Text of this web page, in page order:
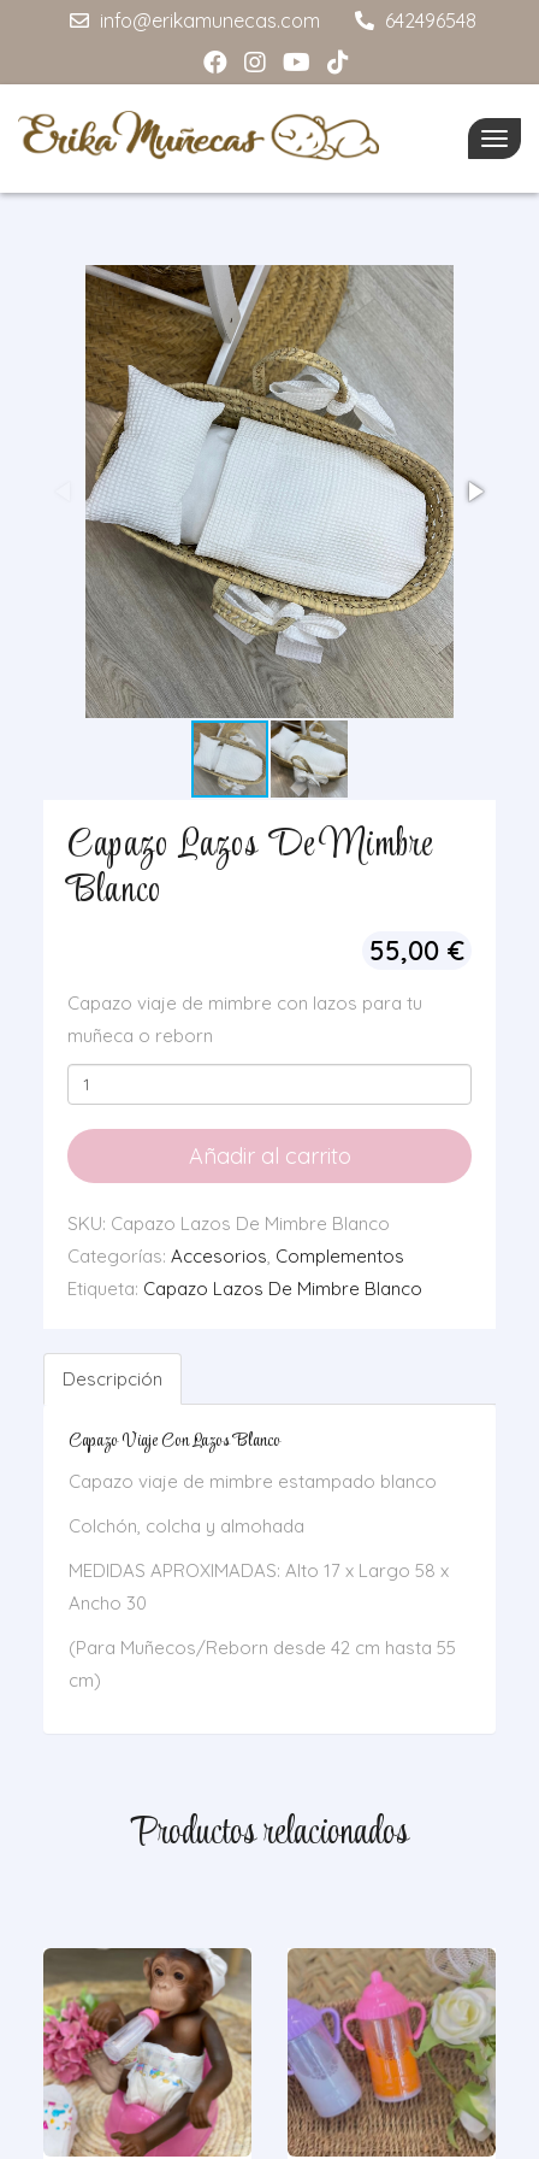
info@erikamunecas.com 642496548
Capazo Lazos De Mimbre
Blanco
55,00 €
Capazo viaje de mimbre con lazos para tu
muñeca o reborn
Capazo
Lazos
De
Mimbre
cantidad
Añadir al carrito
SKU: Capazo Lazos De Mimbre Blanco
Categorías: Accesorios, Complementos
Etiqueta: Capazo Lazos De Mimbre Blanco
Descripción
Capazo Viaje Con Lazos Blanco
Capazo viaje de mimbre estampado blanco
Colchón, colcha y almohada
MEDIDAS APROXIMADAS: Alto 17 x Largo 58 x
Ancho 30
(Para Muñecos/Reborn desde 42 cm hasta 55
cm)
Productos relacionados